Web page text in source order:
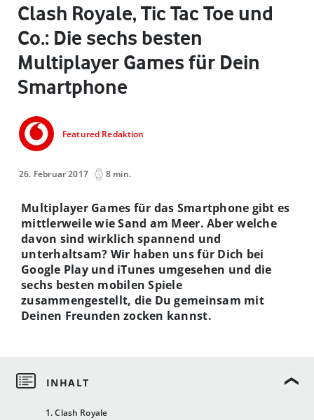
Clash Royale, Tic Tac Toe und
Co.: Die sechs besten
Multiplayer Games für Dein
Smartphone
Featured Redaktion
26. Februar 2017 8 min.
1. Clash Royale
Multiplayer Games für das Smartphone gibt es
mittlerweile wie Sand am Meer. Aber welche
davon sind wirklich spannend und
unterhaltsam? Wir haben uns für Dich bei
Google Play und iTunes umgesehen und die
sechs besten mobilen Spiele
zusammengestellt, die Du gemeinsam mit
Deinen Freunden zocken kannst.